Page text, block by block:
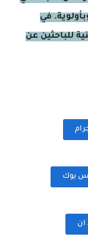
في
للباحثين عن
بوك
ان